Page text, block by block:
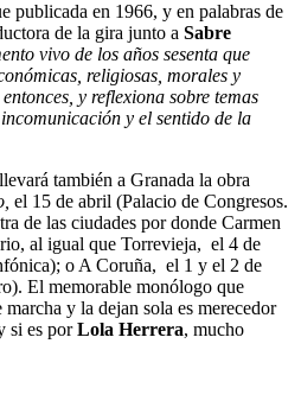
publicada en 1966, y en palabras de
de la gira junto a Sabre
vivo de los años sesenta que
religiosas, morales y
y reflexiona sobre temas
y el sentido de la
llevará también a Granada la obra
el 15 de abril (Palacio de Congresos.
de las ciudades por donde Carmen
al igual que Torrevieja, el 4 de
o A Coruña, el 1 y el 2 de
El memorable monólogo que
y la dejan sola es merecedor
si es porLola Herrera, mucho